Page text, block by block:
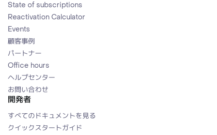
State of subscriptions
Reactivation Calculator
Events
顧客事例
パートナー
Office hours
ヘルプセンター
お問い合わせ
開発者
すべてのドキュメントを見る
クイックスタートガイド